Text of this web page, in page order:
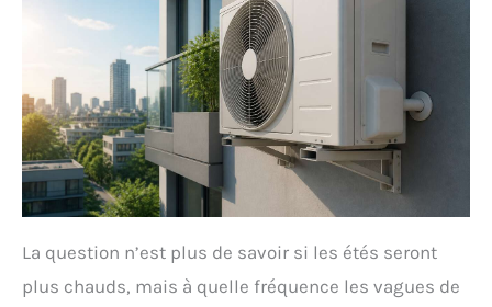
La question n’est plus de savoir si les étés seront
plus chauds, mais à quelle fréquence les vagues de